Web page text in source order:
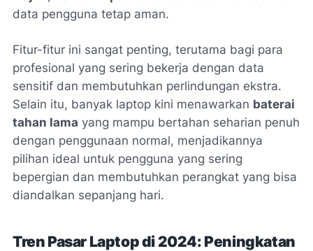
data pengguna tetap aman.
Fitur-fitur ini sangat penting, terutama bagi para
profesional yang sering bekerja dengan data
sensitif dan membutuhkan perlindungan ekstra.
Selain itu, banyak laptop kini menawarkan baterai
tahan lama yang mampu bertahan seharian penuh
dengan penggunaan normal, menjadikannya
pilihan ideal untuk pengguna yang sering
bepergian dan membutuhkan perangkat yang bisa
diandalkan sepanjang hari.
Tren Pasar Laptop di 2024: Peningkatan